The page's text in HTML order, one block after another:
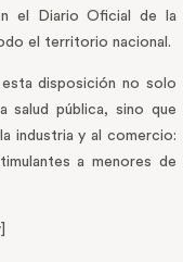
el Diario Oficial de la
el territorio nacional.
disposición no solo
salud pública, sino que
industria y al comercio:
a menores de